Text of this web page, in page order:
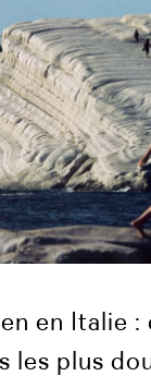
en Italie :
les plus